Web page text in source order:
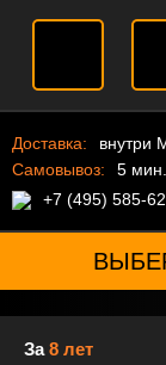
Доставка:
внутри
Самовывоз:
5
+7 (495) 585-
За8 лет